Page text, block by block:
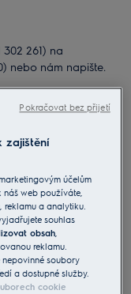
261) na
nebo nám napište.
a
zajištění
účelům
web používáte,
reklamu a analytiku.
souhlas
obsah,
reklamu.
soubory
a dostupné služby.
cookie
Pokračovat bez přijetí